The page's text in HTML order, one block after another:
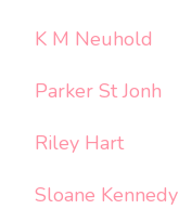
K M Neuhold
Parker St Jonh
Riley Hart
Sloane Kennedy